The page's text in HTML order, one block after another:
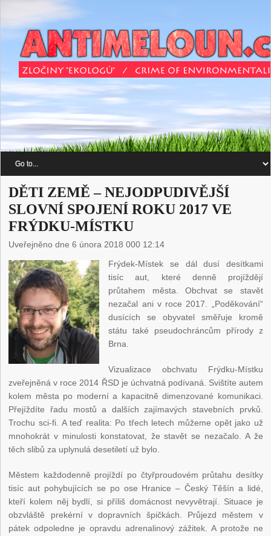
DĚTI ZEMĚ – NEJODPUDIVĚJŠÍ
SLOVNÍ SPOJENÍ ROKU 2017 VE
FRÝDKU-MÍSTKU
Uveřejněno dne 6 února 2018 000 12:14
Frýdek-Místek se dál dusí desítkami
tisíc aut, které denně projíždějí
průtahem města. Obchvat se stavět
nezačal ani v roce 2017. „Poděkování“
dusících se obyvatel směřuje kromě
státu také pseudochráncům přírody z
Brna.
Vizualizace obchvatu Frýdku-Místku
zveřejněná v roce 2014 ŘSD je úchvatná podívaná. Svištíte autem
kolem města po moderní a kapacitně dimenzované komunikaci.
Přejíždíte řadu mostů a dalších zajímavých stavebních prvků.
Trochu sci-fi. A teď realita: Po třech letech můžeme opět jako už
mnohokrát v minulosti konstatovat, že stavět se nezačalo. A že
těch slibů za uplynulá desetiletí už bylo.
Městem každodenně projíždí po čtyřproudovém průtahu desítky
tisíc aut pohybujících se po ose Hranice – Český Těšín a lidé,
kteří kolem něj bydlí, si příliš domácnost nevyvětrají. Situace je
obzvláště prekérní v dopravních špičkách. Průjezd městem v
pátek odpoledne je opravdu adrenalinový zážitek. A protože ne